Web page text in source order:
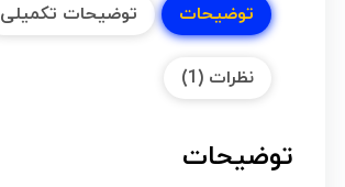
توضیحات توضیحات تکمیلی
نظرات (1)
توضیحات